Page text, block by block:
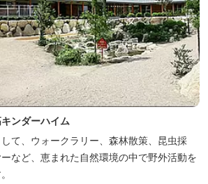
ンダーハイム
て、ウォークラリー、森林散策、昆虫採
など、恵まれた自然環境の中で野外活動を